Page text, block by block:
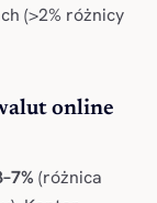
(>2% różnicy
online
(różnica